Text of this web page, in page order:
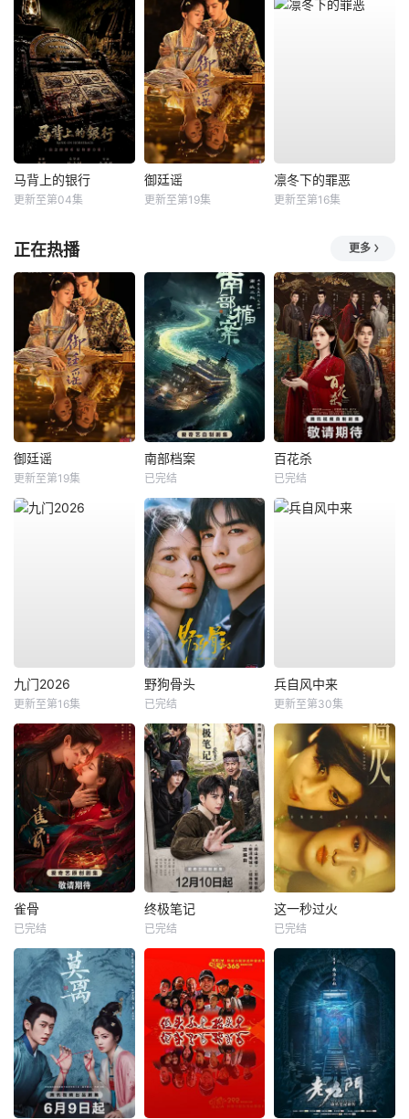
马背上的银行
更新至第04集
御廷谣
更新至第19集
凛冬下的罪恶
更新至第16集
正在热播 更多
御廷谣
更新至第19集
南部档案
已完结
百花杀
已完结
九门2026
更新至第16集
野狗骨头
已完结
兵自风中来
更新至第30集
雀骨
已完结
终极笔记
已完结
这一秒过火
已完结